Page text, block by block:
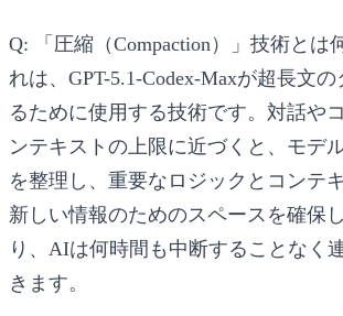
Q: 「圧縮（Compaction）」技術とは
れは、GPT-5.1-Codex-Maxが超長文
るために使用する技術です。対話や
ンテキストの上限に近づくと、モデ
を整理し、重要なロジックとコンテ
新しい情報のためのスペースを確保
り、AIは何時間も中断することなく
きます。